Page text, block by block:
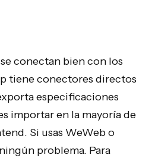
conectan bien con los
tiene conectores directos
especificaciones
importar en la mayoría de
Si usas WeWeb o
problema. Para